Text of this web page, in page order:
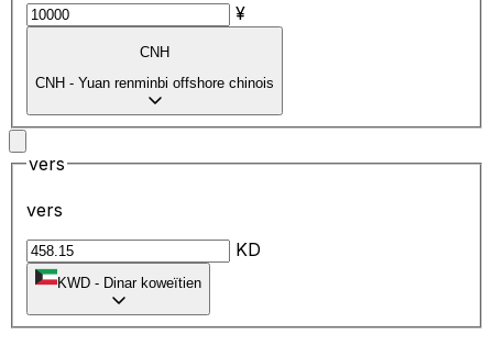
¥
CNH
CNH - Yuan renminbi offshore chinois
vers
vers
KD
KWD - Dinar koweïtien